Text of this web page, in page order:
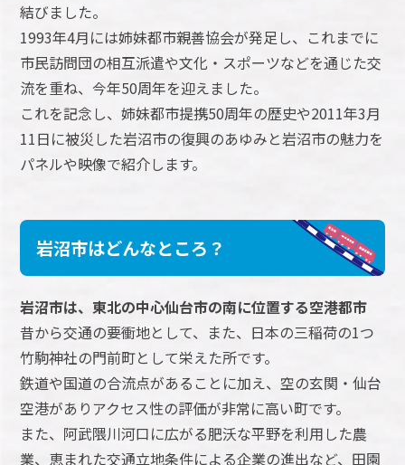
結びました。
1993年4月には姉妹都市親善協会が発足し、これまでに
市民訪問団の相互派遣や文化・スポーツなどを通じた交
流を重ね、今年50周年を迎えました。
これを記念し、姉妹都市提携50周年の歴史や2011年3月
11日に被災した岩沼市の復興のあゆみと岩沼市の魅力を
パネルや映像で紹介します。
岩沼市はどんなところ？
岩沼市は、東北の中心仙台市の南に位置する空港都市
昔から交通の要衝地として、また、日本の三稲荷の1つ
竹駒神社の門前町として栄えた所です。
鉄道や国道の合流点があることに加え、空の玄関・仙台
空港がありアクセス性の評価が非常に高い町です。
また、阿武隈川河口に広がる肥沃な平野を利用した農
業、恵まれた交通立地条件による企業の進出など、田園